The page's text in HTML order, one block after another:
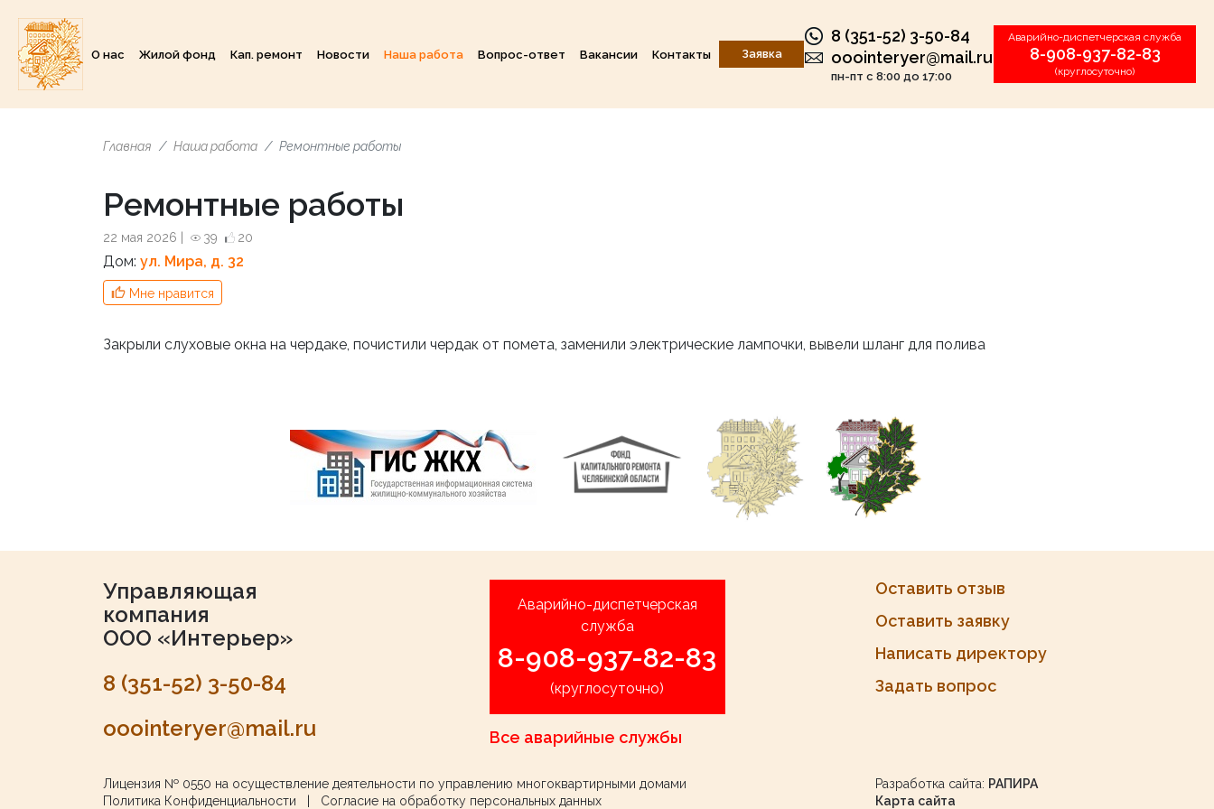
О нас Жилой фонд Кап. ремонт Новости Наша работа Вопрос-ответ Вакансии Контакты Заявка
8 (351-52) 3-50-84
ooointeryer@mail.ru
пн-пт с 8:00 до 17:00
Аварийно-диспетчерская служба
8-908-937-82-83
(круглосуточно)
Главная Наша работа Ремонтные работы
Ремонтные работы
22 мая 2026 | 39 20
Дом: ул. Мира, д. 32
Мне нравится
Закрыли слуховые окна на чердаке, почистили чердак от помета, заменили электрические лампочки, вывели шланг для полива
Управляющая
компания
ООО «Интерьер»
8 (351-52) 3-50-84
ooointeryer@mail.ru
Аварийно-диспетчерская
служба
8-908-937-82-83
(круглосуточно)
Все аварийные службы
Оставить отзыв
Оставить заявку
Написать директору
Задать вопрос
Лицензия № 0550 на осуществление деятельности по управлению многоквартирными домами
Политика Конфиденциальности
Согласие на обработку персональных данных
Разработка сайта: РАПИРА
Карта сайта